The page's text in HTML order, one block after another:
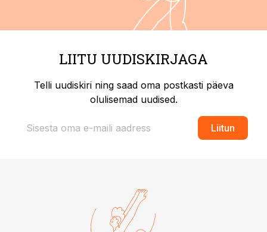
LIITU UUDISKIRJAGA
Telli uudiskiri ning saad oma postkasti päeva
olulisemad uudised.
Liitun